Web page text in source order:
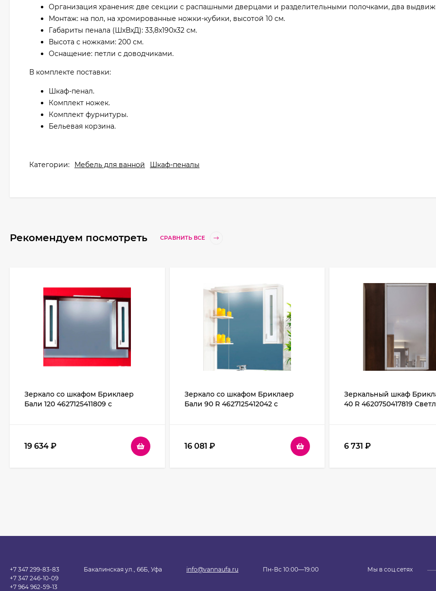
Организация хранения: две секции с распашными дверцами и разделительными полочками, два
Монтаж: на пол, на хромированные ножки-кубики, высотой 10 см.
Габариты пенала (ШxВxД): 33,8x190x32 см.
Высота с ножками: 200 см.
Оснащение: петли с доводчиками.
В комплекте поставки:
Шкаф-пенал.
Комплект ножек.
Комплект фурнитуры.
Бельевая корзина.
Категории: Мебель для ванной Шкаф-пеналы
Рекомендуем посмотреть СРАВНИТЬ ВСЕ
Зеркало со шкафом Бриклаер
Бали 120 4627125411809 с
19 634 ₽
Зеркало со шкафом Бриклаер
Бали 90 R 4627125412042 с
16 081 ₽
Зеркальный шкаф
40 R 4620750417819
6 731 ₽
+7 347 299-83-83
+7 347 246-10-09
+7 964 962-59-13
Бакалинская ул., 66Б, Уфа info@vannaufa.ru Пн-Вс 10:00—19:00 Мы в соц.сетях